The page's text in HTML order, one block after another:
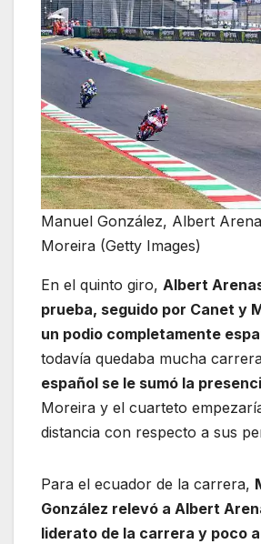
Manuel González, Albert
Moreira (Getty Images)
En el quinto giro, Albert
prueba, seguido por Canet y
un podio completamente
todavía quedaba mucha
español se le sumó la
Moreira y el cuarteto
distancia con respecto a sus
Para el ecuador de la carrera,
González relevó a Albert
liderato de la carrera y poco